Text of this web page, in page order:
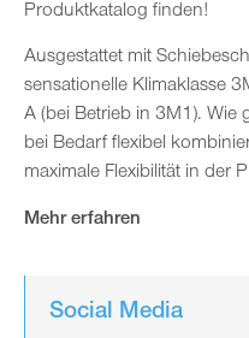
Produktkatalog finden!
Ausgestattet mit
sensationelle Klimaklasse
A (bei Betrieb in 3M1). Wie
bei Bedarf flexibel
maximale Flexibilität in der
Mehr erfahren
Social Media